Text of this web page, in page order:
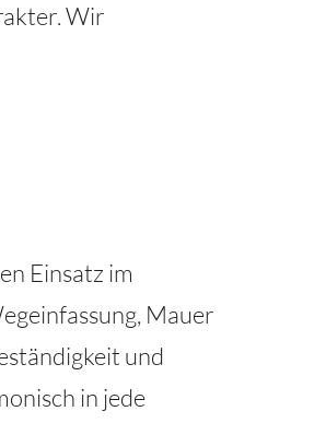
Wir
Einsatz im
Mauer
und
in jede